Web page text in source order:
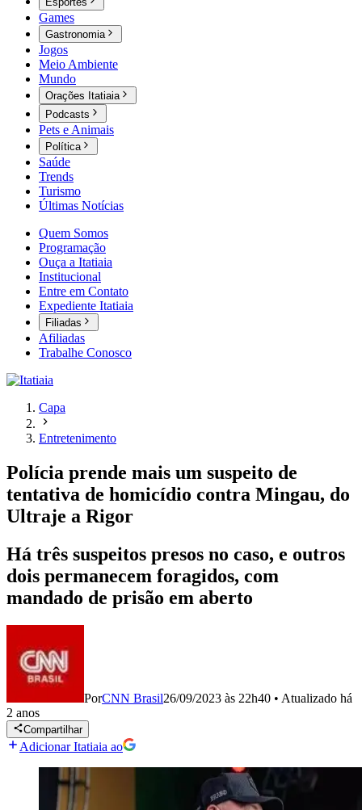
Games
Gastronomia
Jogos
Meio Ambiente
Mundo
Orações Itatiaia
Podcasts
Pets e Animais
Política
Saúde
Trends
Turismo
Últimas Notícias
Quem Somos
Programação
Ouça a Itatiaia
Institucional
Entre em Contato
Expediente Itatiaia
Filiadas
Afiliadas
Trabalhe Conosco
Capa
Entretenimento
Polícia prende mais um suspeito de
tentativa de homicídio contra Mingau, do
Ultraje a Rigor
Há três suspeitos presos no caso, e outros
dois permanecem foragidos, com
mandado de prisão em aberto
PorCNN Brasil26/09/2023 às 22h40 • Atualizado há
2 anos
Compartilhar
Adicionar Itatiaia ao